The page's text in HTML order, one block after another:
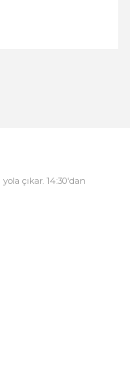
çıkar. 14:30'dan